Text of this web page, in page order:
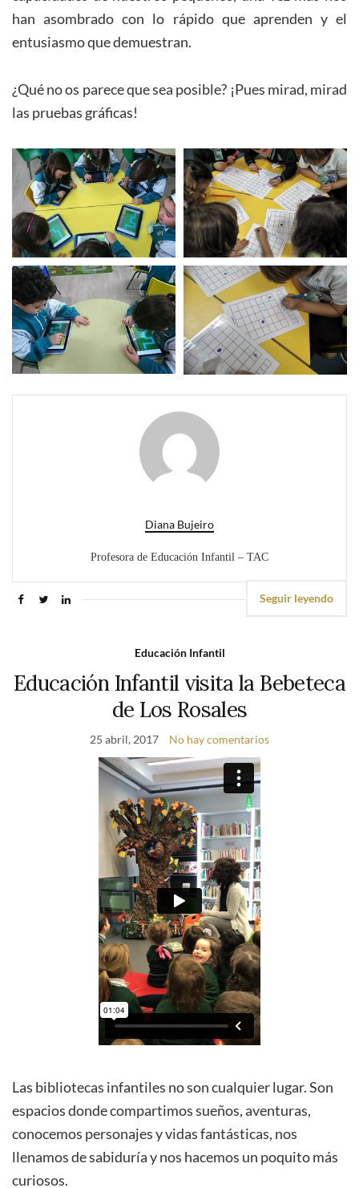
han asombrado con lo rápido que aprenden y el
entusiasmo que demuestran.
¿Qué no os parece que sea posible? ¡Pues mirad, mirad
las pruebas gráficas!
Diana Bujeiro
Profesora de Educación Infantil – TAC
Seguir leyendo
Educación Infantil
Educación Infantil visita la Bebeteca
de Los Rosales
25 abril, 2017 No hay comentarios
Las bibliotecas infantiles no son cualquier lugar. Son
espacios donde compartimos sueños, aventuras,
conocemos personajes y vidas fantásticas, nos
llenamos de sabiduría y nos hacemos un poquito más
curiosos.